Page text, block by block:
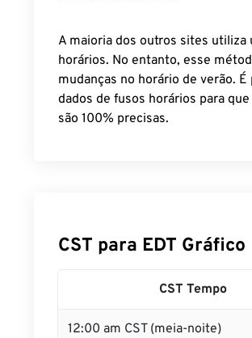
A maioria dos outros sites
horários. No entanto, esse
mudanças no horário de verão.
dados de fusos horários para
são 100% precisas.
CST para EDT Gráfico
CST Tempo
12:00 am CST (meia-noite)